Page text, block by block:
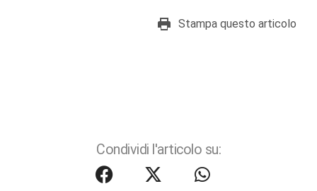
Stampa questo articolo
Condividi l'articolo su: